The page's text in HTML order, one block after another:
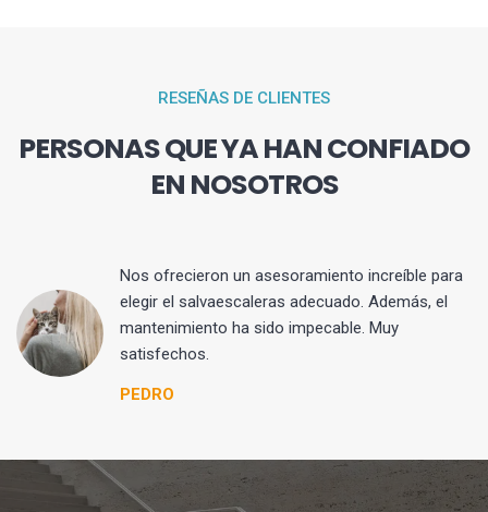
RESEÑAS DE CLIENTES
PERSONAS QUE YA HAN CONFIADO
EN NOSOTROS
Nos ofrecieron un asesoramiento increíble para
elegir el salvaescaleras adecuado. Además, el
mantenimiento ha sido impecable. Muy
satisfechos.
PEDRO